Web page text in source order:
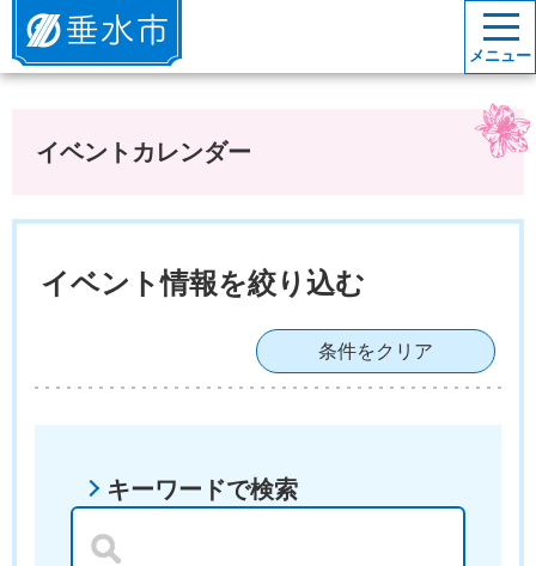
垂水市
メニュー
イベントカレンダー
イベント情報を絞り込む
条件をクリア
キーワードで検索